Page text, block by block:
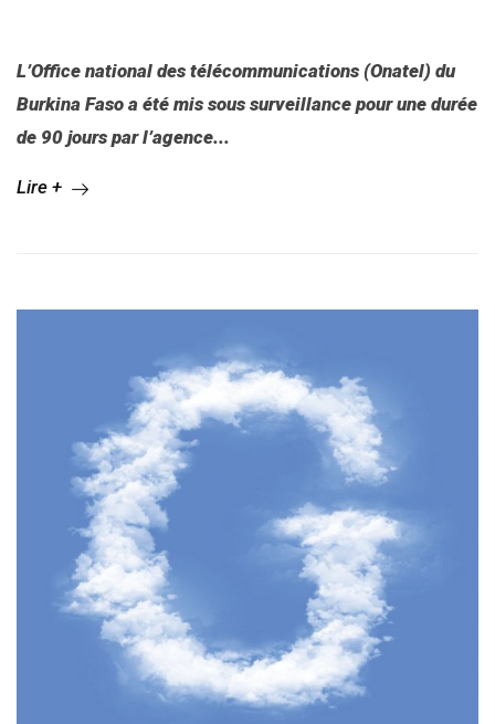
L’Office national des télécommunications (Onatel) du
Burkina Faso a été mis sous surveillance pour une durée
de 90 jours par l’agence...
Lire +